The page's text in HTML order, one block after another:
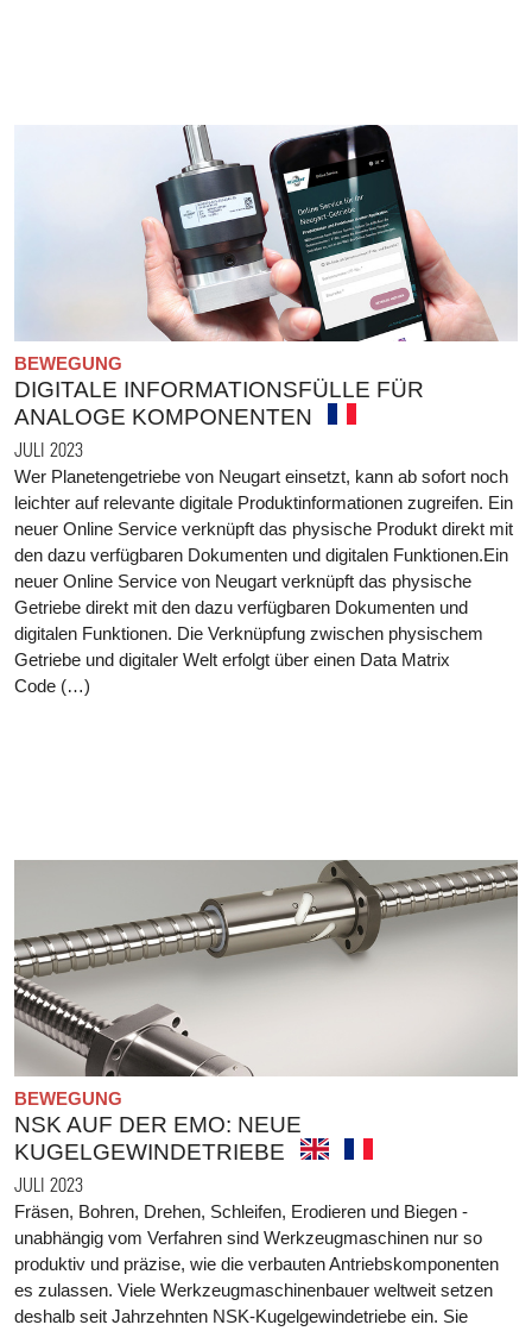
BEWEGUNG
DIGITALE INFORMATIONSFÜLLE FÜR
ANALOGE KOMPONENTEN
JULI 2023
Wer Planetengetriebe von Neugart einsetzt, kann ab sofort noch
leichter auf relevante digitale Produktinformationen zugreifen. Ein
neuer Online Service verknüpft das physische Produkt direkt mit
den dazu verfügbaren Dokumenten und digitalen Funktionen.Ein
neuer Online Service von Neugart verknüpft das physische
Getriebe direkt mit den dazu verfügbaren Dokumenten und
digitalen Funktionen. Die Verknüpfung zwischen physischem
Getriebe und digitaler Welt erfolgt über einen Data Matrix
Code (…)
BEWEGUNG
NSK AUF DER EMO: NEUE
KUGELGEWINDETRIEBE
JULI 2023
Fräsen, Bohren, Drehen, Schleifen, Erodieren und Biegen -
unabhängig vom Verfahren sind Werkzeugmaschinen nur so
produktiv und präzise, wie die verbauten Antriebskomponenten
es zulassen. Viele Werkzeugmaschinenbauer weltweit setzen
deshalb seit Jahrzehnten NSK-Kugelgewindetriebe ein. Sie